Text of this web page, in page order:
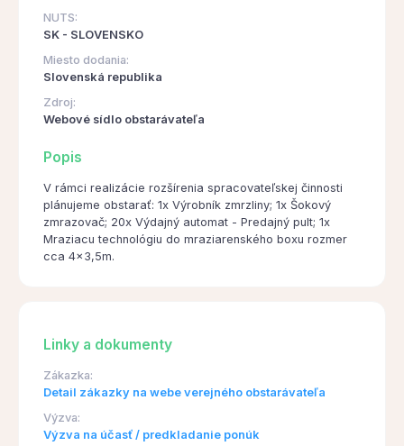
NUTS:
SK - SLOVENSKO
Miesto dodania:
Slovenská republika
Zdroj:
Webové sídlo obstarávateľa
Popis
V rámci realizácie rozšírenia spracovateľskej činnosti
plánujeme obstarať: 1x Výrobník zmrzliny; 1x Šokový
zmrazovač; 20x Výdajný automat - Predajný pult; 1x
Mraziacu technológiu do mraziarenského boxu rozmer
cca 4x3,5m.
Linky a dokumenty
Zákazka:
Detail zákazky na webe verejného obstarávateľa
Výzva:
Výzva na účasť / predkladanie ponúk